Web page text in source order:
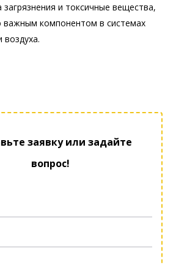
загрязнения и токсичные вещества,
важным компонентом в системах
воздуха.
заявку или задайте
вопрос!